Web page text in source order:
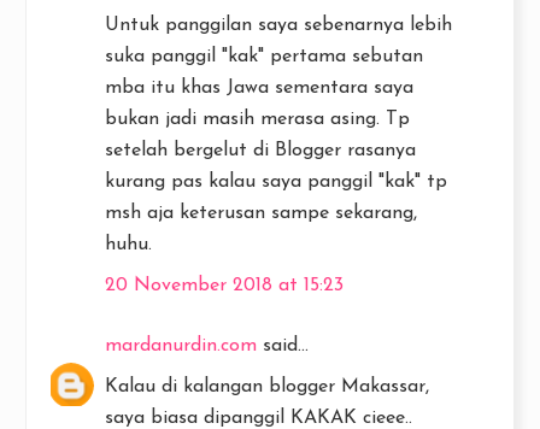
Untuk panggilan saya sebenarnya lebih
suka panggil "kak" pertama sebutan
mba itu khas Jawa sementara saya
bukan jadi masih merasa asing. Tp
setelah bergelut di Blogger rasanya
kurang pas kalau saya panggil "kak" tp
msh aja keterusan sampe sekarang,
huhu.
20 November 2018 at 15:23
mardanurdin.com said...
Kalau di kalangan blogger Makassar,
saya biasa dipanggil KAKAK cieee..